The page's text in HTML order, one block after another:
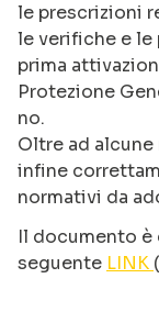
le prescrizioni
le verifiche e le
prima
Protezione
no.
Oltre ad
infine
normativi da
Il documento
seguente LINK